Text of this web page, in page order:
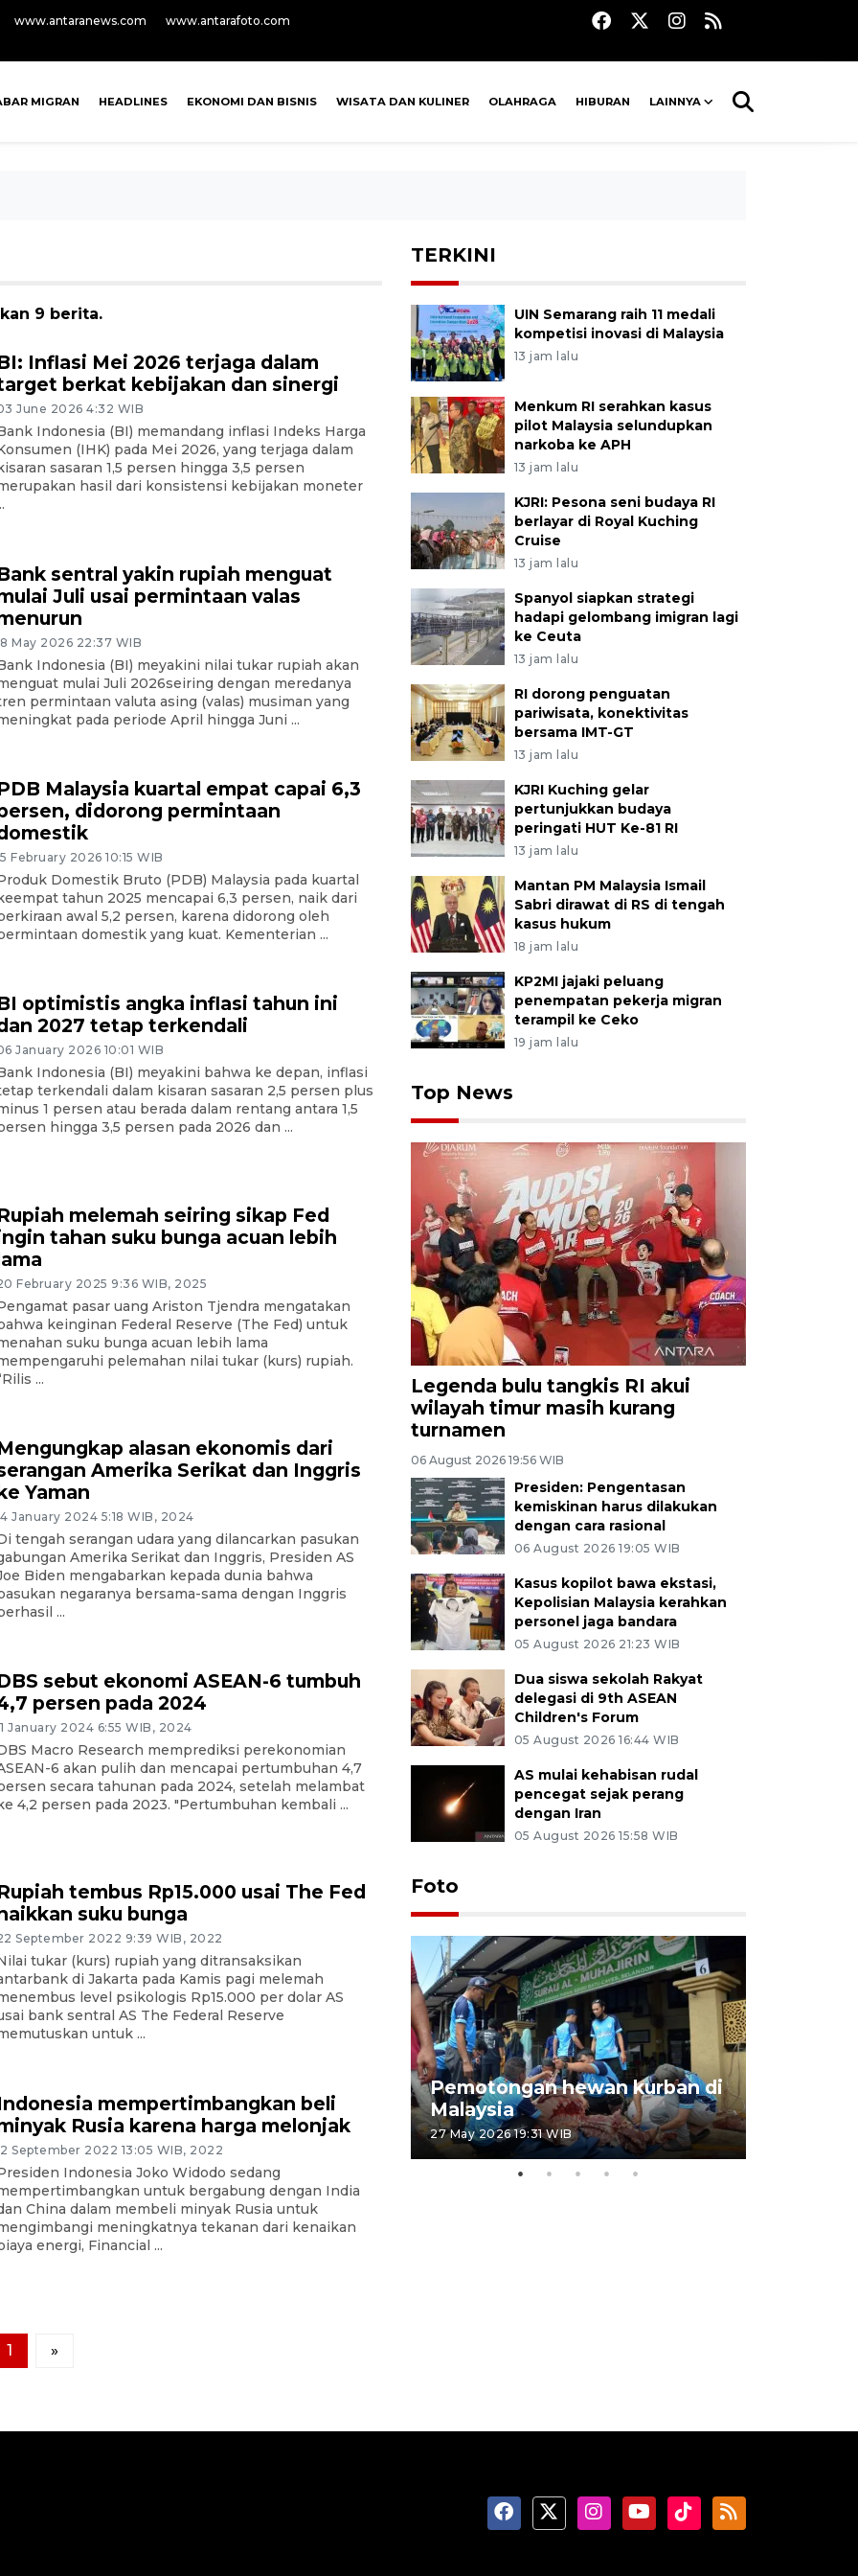
www.antaranews.com www.antarafoto.com
MIGRAN HEADLINES EKONOMI DAN BISNIS WISATA DAN KULINER OLAHRAGA HIBURAN LAINNYA
9 berita.
Inflasi Mei 2026 terjaga dalam
berkat kebijakan dan sinergi
June 2026 4:32 WIB
Indonesia (BI) memandang inflasi Indeks Harga
(IHK) pada Mei 2026, yang terjaga dalam
sasaran 1,5 persen hingga 3,5 persen
hasil dari konsistensi kebijakan moneter
sentral yakin rupiah menguat
Juli usai permintaan valas
May 2026 22:37 WIB
Indonesia (BI) meyakini nilai tukar rupiah akan
mulai Juli 2026seiring dengan meredanya
permintaan valuta asing (valas) musiman yang
pada periode April hingga Juni ...
Malaysia kuartal empat capai 6,3
didorong permintaan
February 2026 10:15 WIB
Domestik Bruto (PDB) Malaysia pada kuartal
tahun 2025 mencapai 6,3 persen, naik dari
awal 5,2 persen, karena didorong oleh
domestik yang kuat. Kementerian ...
optimistis angka inflasi tahun ini
2027 tetap terkendali
January 2026 10:01 WIB
Indonesia (BI) meyakini bahwa ke depan, inflasi
terkendali dalam kisaran sasaran 2,5 persen plus
1 persen atau berada dalam rentang antara 1,5
hingga 3,5 persen pada 2026 dan ...
melemah seiring sikap Fed
tahan suku bunga acuan lebih
February 2025 9:36 WIB, 2025
pasar uang Ariston Tjendra mengatakan
keinginan Federal Reserve (The Fed) untuk
suku bunga acuan lebih lama
pelemahan nilai tukar (kurs) rupiah.
...
alasan ekonomis dari
Amerika Serikat dan Inggris
Yaman
January 2024 5:18 WIB, 2024
tengah serangan udara yang dilancarkan pasukan
Amerika Serikat dan Inggris, Presiden AS
Biden mengabarkan kepada dunia bahwa
negaranya bersama-sama dengan Inggris
...
sebut ekonomi ASEAN-6 tumbuh
persen pada 2024
January 2024 6:55 WIB, 2024
Macro Research memprediksi perekonomian
6 akan pulih dan mencapai pertumbuhan 4,7
secara tahunan pada 2024, setelah melambat
4,2 persen pada 2023. "Pertumbuhan kembali ...
tembus Rp15.000 usai The Fed
suku bunga
September 2022 9:39 WIB, 2022
tukar (kurs) rupiah yang ditransaksikan
di Jakarta pada Kamis pagi melemah
level psikologis Rp15.000 per dolar AS
bank sentral AS The Federal Reserve
untuk ...
mempertimbangkan beli
Rusia karena harga melonjak
September 2022 13:05 WIB, 2022
Indonesia Joko Widodo sedang
untuk bergabung dengan India
China dalam membeli minyak Rusia untuk
meningkatnya tekanan dari kenaikan
energi, Financial ...
1 »
TERKINI
UIN Semarang raih 11 medali
kompetisi inovasi di Malaysia
13 jam lalu
Menkum RI serahkan kasus
pilot Malaysia selundupkan
narkoba ke APH
13 jam lalu
KJRI: Pesona seni budaya RI
berlayar di Royal Kuching
Cruise
13 jam lalu
Spanyol siapkan strategi
hadapi gelombang imigran lagi
ke Ceuta
13 jam lalu
RI dorong penguatan
pariwisata, konektivitas
bersama IMT-GT
13 jam lalu
KJRI Kuching gelar
pertunjukkan budaya
peringati HUT Ke-81 RI
13 jam lalu
Mantan PM Malaysia Ismail
Sabri dirawat di RS di tengah
kasus hukum
18 jam lalu
KP2MI jajaki peluang
penempatan pekerja migran
terampil ke Ceko
19 jam lalu
Top News
Legenda bulu tangkis RI akui
wilayah timur masih kurang
turnamen
06 August 2026 19:56 WIB
Presiden: Pengentasan
kemiskinan harus dilakukan
dengan cara rasional
06 August 2026 19:05 WIB
Kasus kopilot bawa ekstasi,
Kepolisian Malaysia kerahkan
personel jaga bandara
05 August 2026 21:23 WIB
Dua siswa sekolah Rakyat
delegasi di 9th ASEAN
Children's Forum
05 August 2026 16:44 WIB
AS mulai kehabisan rudal
pencegat sejak perang
dengan Iran
05 August 2026 15:58 WIB
Foto
Tarawih di Malaysia
19 February 2026 19:47 WIB
Pemotongan hewan kurban di
Malaysia
27 May 2026 19:31 WIB